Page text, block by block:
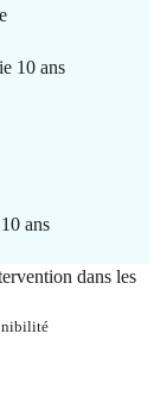
10 ans
ans
dans les